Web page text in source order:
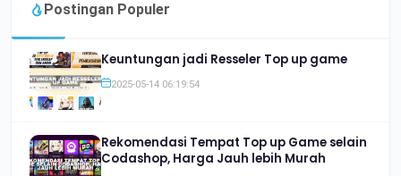
Postingan Populer
Keuntungan jadi Resseler Top up game
2025-05-14 06:19:54
Rekomendasi Tempat Top up Game selain
Codashop, Harga Jauh lebih Murah